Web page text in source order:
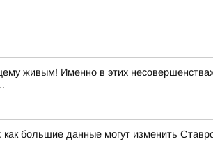
живым! Именно в этих
большие данные могут изменить